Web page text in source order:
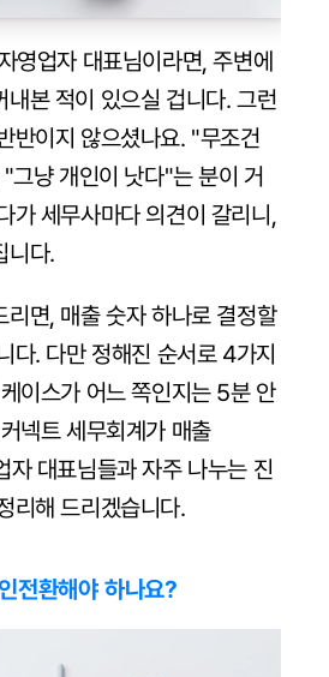
영업자 대표님이라면, 주변에
내본 적이 있으실 겁니다. 그런
반이지 않으셨나요. "무조건
그냥 개인이 낫다"는 분이 거
가 세무사마다 의견이 갈리니,
니다.
리면, 매출 숫자 하나로 결정할
다. 다만 정해진 순서로 4가지
이스가 어느 쪽인지는 5분 안
넥트 세무회계가 매출
대표님들과 자주 나누는 진
리해 드리겠습니다.
전환해야 하나요?